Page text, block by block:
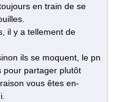
en train de se
il y a tellement de
ils se moquent, le pn
pour partager plutôt
vous êtes en-